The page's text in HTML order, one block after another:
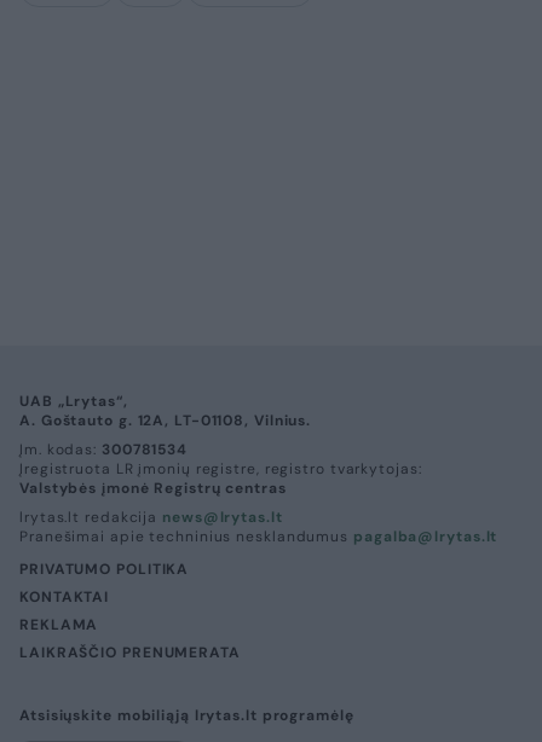
UAB „Lrytas“,
A. Goštauto g. 12A, LT-01108, Vilnius.
Įm. kodas: 300781534
Įregistruota LR įmonių registre, registro tvarkytojas:
Valstybės įmonė Registrų centras
lrytas.lt redakcija news@lrytas.lt
Pranešimai apie techninius nesklandumus pagalba@lrytas.lt
PRIVATUMO POLITIKA
KONTAKTAI
REKLAMA
LAIKRAŠČIO PRENUMERATA
Atsisiųskite mobiliąją lrytas.lt programėlę